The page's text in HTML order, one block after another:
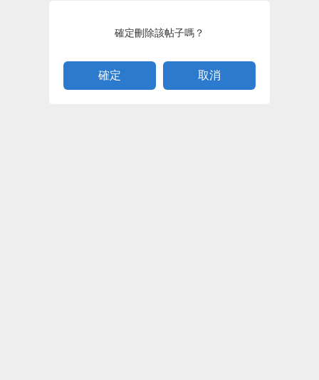
確定刪除該帖子嗎？
取消